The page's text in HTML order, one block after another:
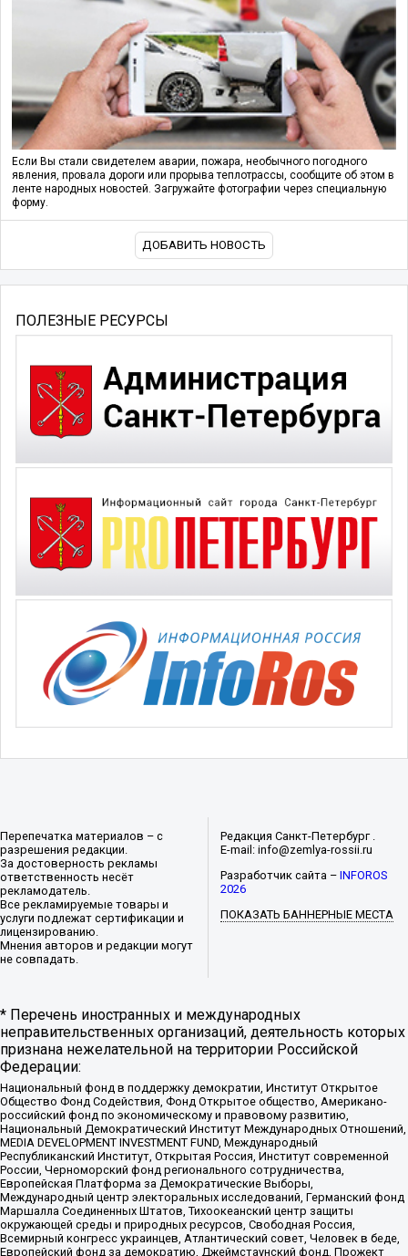
Если Вы стали свидетелем аварии, пожара, необычного погодного
явления, провала дороги или прорыва теплотрассы, сообщите об этом в
ленте народных новостей. Загружайте фотографии через специальную
форму.
ДОБАВИТЬ НОВОСТЬ
ПОЛЕЗНЫЕ РЕСУРСЫ
Перепечатка материалов – с
разрешения редакции.
За достоверность рекламы
ответственность несёт
рекламодатель.
Все рекламируемые товары и
услуги подлежат сертификации и
лицензированию.
Мнения авторов и редакции могут
не совпадать.
Редакция Санкт-Петербург .
E-mail: info@zemlya-rossii.ru
Разработчик сайта –INFOROS
2026
ПОКАЗАТЬ БАННЕРНЫЕ МЕСТА
* Перечень иностранных и международных
неправительственных организаций, деятельность которых
признана нежелательной на территории Российской
Федерации:
Национальный фонд в поддержку демократии, Институт Открытое
Общество Фонд Содействия, Фонд Открытое общество, Американо-
российский фонд по экономическому и правовому развитию,
Национальный Демократический Институт Международных Отношений,
MEDIA DEVELOPMENT INVESTMENT FUND, Международный
Республиканский Институт, Открытая Россия, Институт современной
России, Черноморский фонд регионального сотрудничества,
Европейская Платформа за Демократические Выборы,
Международный центр электоральных исследований, Германский фонд
Маршалла Соединенных Штатов, Тихоокеанский центр защиты
окружающей среды и природных ресурсов, Свободная Россия,
Всемирный конгресс украинцев, Атлантический совет, Человек в беде,
Европейский фонд за демократию, Джеймстаунский фонд, Прожект